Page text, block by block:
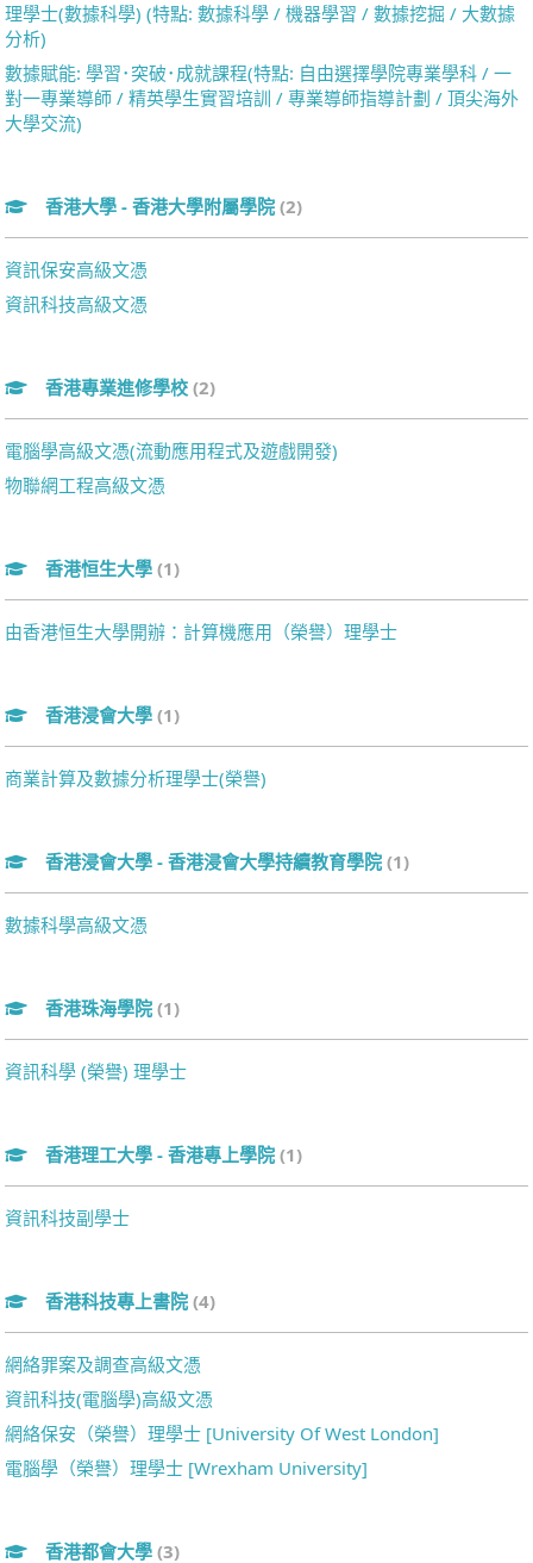
理學士(數據科學) (特點: 數據科學 / 機器學習 / 數據挖掘 / 大數據
分析)
數據賦能: 學習･突破･成就課程(特點: 自由選擇學院專業學科 / 一
對一專業導師 / 精英學生實習培訓 / 專業導師指導計劃 / 頂尖海外
大學交流)
香港大學 - 香港大學附屬學院 (2)
資訊保安高級文憑
資訊科技高級文憑
香港專業進修學校 (2)
電腦學高級文憑(流動應用程式及遊戲開發)
物聯網工程高級文憑
香港恒生大學 (1)
由香港恒生大學開辦：計算機應用（榮譽）理學士
香港浸會大學 (1)
商業計算及數據分析理學士(榮譽)
香港浸會大學 - 香港浸會大學持續教育學院 (1)
數據科學高級文憑
香港珠海學院 (1)
資訊科學 (榮譽) 理學士
香港理工大學 - 香港專上學院 (1)
資訊科技副學士
香港科技專上書院 (4)
網絡罪案及調查高級文憑
資訊科技(電腦學)高級文憑
網絡保安（榮譽）理學士 [University Of West London]
電腦學（榮譽）理學士 [Wrexham University]
香港都會大學 (3)